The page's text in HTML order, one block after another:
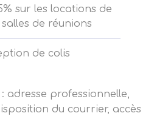
sur les locations de
de réunions
de colis
adresse professionnelle,
du courrier, accès